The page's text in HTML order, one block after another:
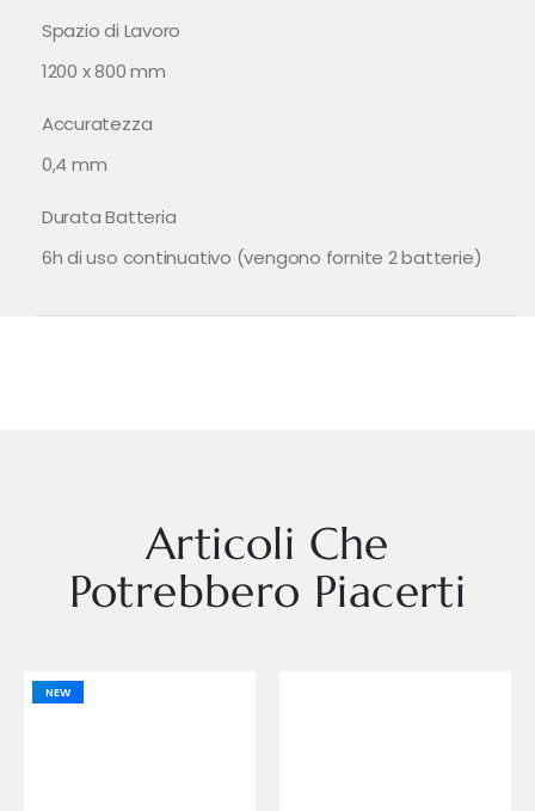
Spazio di Lavoro
1200 x 800 mm
Accuratezza
0,4 mm
Durata Batteria
6h di uso continuativo (vengono fornite 2 batterie)
Articoli Che
Potrebbero Piacerti
NEW